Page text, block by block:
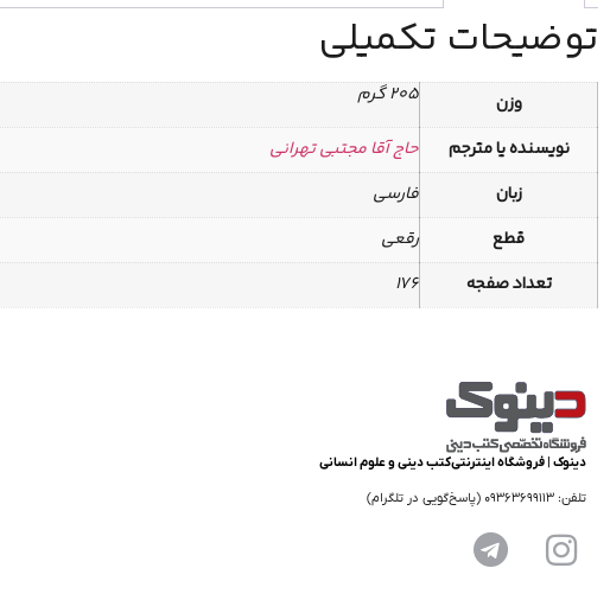
توضیحات تکمیلی
وزن 205 گرم
نویسنده یا مترجم
حاج آقا مجتبی تهرانی
زبان
فارسی
قطع
رقعی
تعداد صفجه
176
دینوک | فروشگاه اینترنتی کتب دینی و علوم انسانی
تلفن: 09363699113 (پاسخ‌گویی در تلگرام)